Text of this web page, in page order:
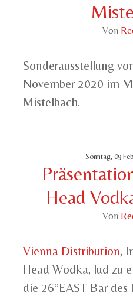
Von
Sonderausstellung
November 2020 im
Mistelbach.
Sonntag, 09
Head
Von
Vienna Distribution,
Head Wodka, lud zu
die 26°EAST Bar des